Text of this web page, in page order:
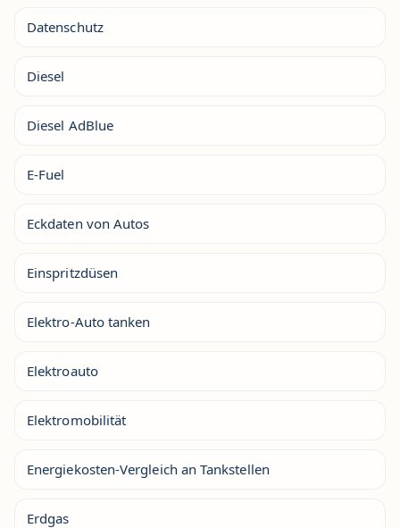
Datenschutz
Diesel
Diesel AdBlue
E-Fuel
Eckdaten von Autos
Einspritzdüsen
Elektro-Auto tanken
Elektroauto
Elektromobilität
Energiekosten-Vergleich an Tankstellen
Erdgas